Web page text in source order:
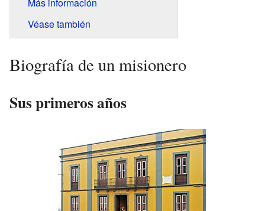
Véase también
Biografía de un misionero
Sus primeros años